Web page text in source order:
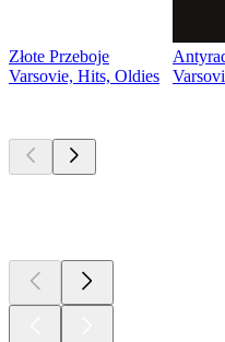
Złote Przeboje
Varsovie, Hits, Oldies